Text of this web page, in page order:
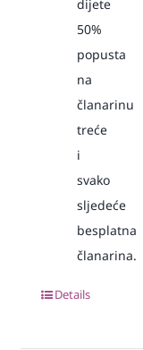
dijete
50%
popusta
na
članarinu
treće
i
svako
sljedeće
besplatna
članarina.
Details